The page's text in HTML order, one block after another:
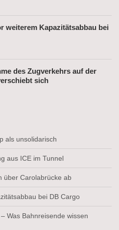
weiterem Kapazitätsabbau bei
des Zugverkehrs auf der
sich
als unsolidarisch
aus ICE im Tunnel
über Carolabrücke ab
bei DB Cargo
Was Bahnreisende wissen